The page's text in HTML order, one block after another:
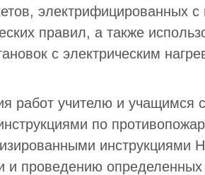
электрифицированных
правил, а также
с элек­трическим
работ учителю и учащимся
по
и проведению